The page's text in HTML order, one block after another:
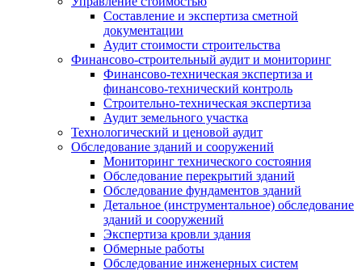
Составление и экспертиза сметной
документации
Аудит стоимости строительства
Финансово-строительный аудит и мониторинг
Финансово-техническая экспертиза и
финансово-технический контроль
Строительно-техническая экспертиза
Аудит земельного участка
Технологический и ценовой аудит
Обследование зданий и сооружений
Мониторинг технического состояния
Обследование перекрытий зданий
Обследование фундаментов зданий
Детальное (инструментальное) обследование
зданий и сооружений
Экспертиза кровли здания
Обмерные работы
Обследование инженерных систем